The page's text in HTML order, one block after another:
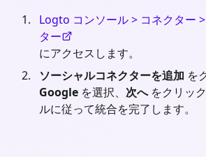
Logto コンソール > コネクター
ター
にアクセスします。
ソーシャルコネクターを追加 を
Google を選択、 次へをクリッ
ルに従って統合を完了します。